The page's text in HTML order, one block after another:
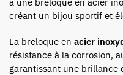
créant un bijou sportif et
La breloque en acier
résistance à la corrosion,
garantissant une brillance